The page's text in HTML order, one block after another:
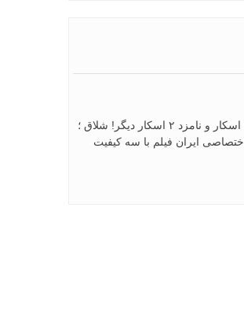
دانلود فیلم شلاق – Whiplash 2014 با لینک مستقیم از سرورهای پرسرعت ایران فیلم فیلمی برنده ۳ اسکار و نامزد ۲ اسکار دیگر! شلاق ؛
ایران فیلم با سه کیفیت